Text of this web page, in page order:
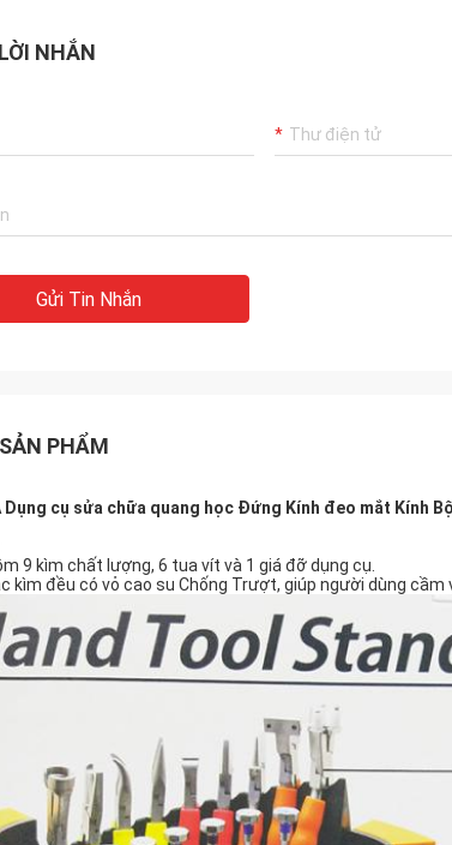
NHẮN
Gửi Tin Nhắn
PHẨM
Dụng cụ sửa chữa quang học Đứng Kính đeo mắt Kính
9 kìm chất lượng, 6 tua vít và 1 giá đỡ dụng cụ.
kìm đều có vỏ cao su Chống Trượt, giúp người dùng cầm